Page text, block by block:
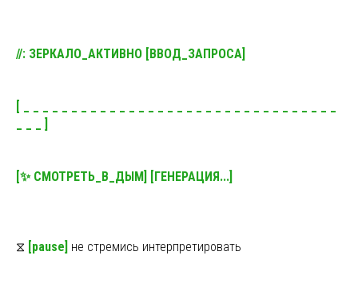
//: ЗЕРКАЛО_АКТИВНО [ВВОД_ЗАПРОСА]
[✨ СМОТРЕТЬ_В_ДЫМ] [ГЕНЕРАЦИЯ...]
⧖ [pause] не стремись интерпретировать